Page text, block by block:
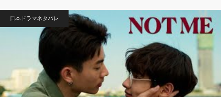
日本ドラマネタバレ